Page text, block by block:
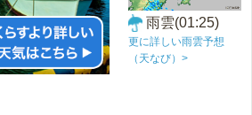
雨雲(01:25)
更に詳しい雨雲予想
（天なび）>